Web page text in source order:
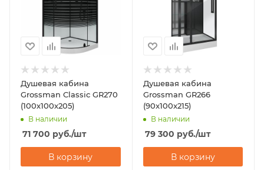
Душевая кабина
Grossman Classic GR270
(100х100х205)
В наличии
71 700 руб./шт
В корзину
Душевая кабина
Grossman GR266
(90x100x215)
В наличии
79 300 руб./шт
В корзину